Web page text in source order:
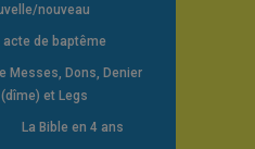
nouveau
acte de baptême
Messes, Dons, Denier
et Legs
La Bible en 4 ans